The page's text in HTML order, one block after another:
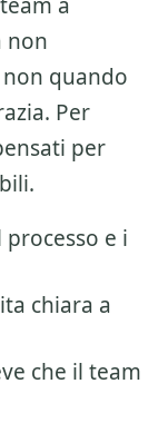
non
quando
Per
per
e i
chiara a
che il team